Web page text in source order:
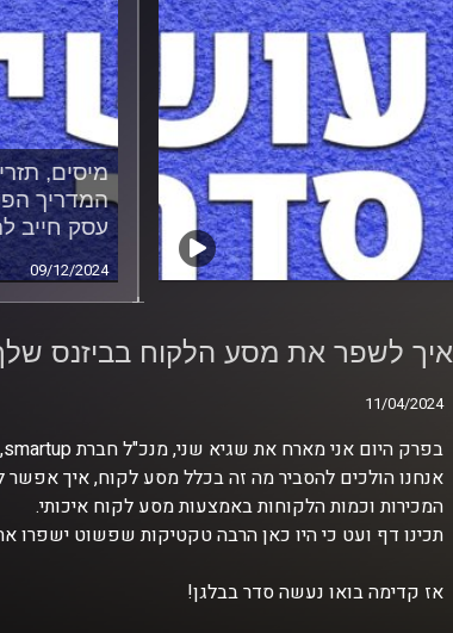
בביזנס שלך עם שגיא שני
מיסים,
המדריך
עסק חייב
09/12/2024
איך לשפר את מסע הלקוח בביזנס
11/04/2024
בפרק היום אני מארח את שגיא שני, מנכ"ל חברת smartup, מומחה לאוטומציה ומסע לקוח.
אנחנו הולכים להסביר מה זה בכלל מסע לקוח, איך
המכירות וכמות הלקוחות באמצעות מסע לקוח איכותי.
תכינו דף ועט כי היו כאן הרבה טקטיקות שפשוט ישפרו
אז קדימה בואו נעשה סדר בבלגן!